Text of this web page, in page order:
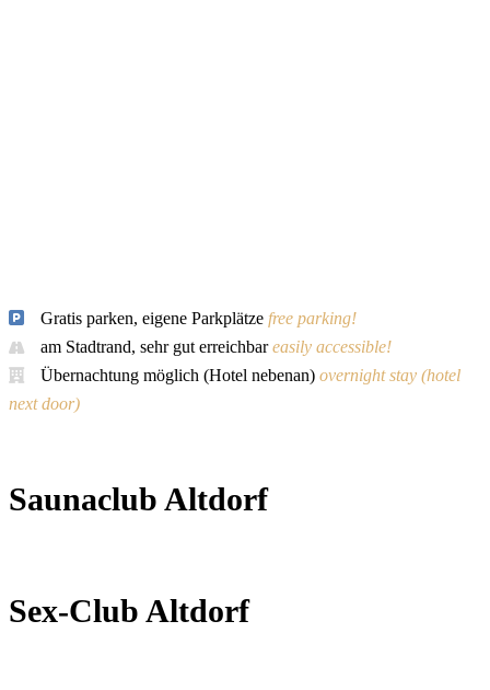
Gratis parken, eigene Parkplätze free parking!
am Stadtrand, sehr gut erreichbareasily accessible!
Übernachtung möglich (Hotel nebenan) overnight stay (hotel
next door)
Saunaclub Altdorf
Sex-Club Altdorf